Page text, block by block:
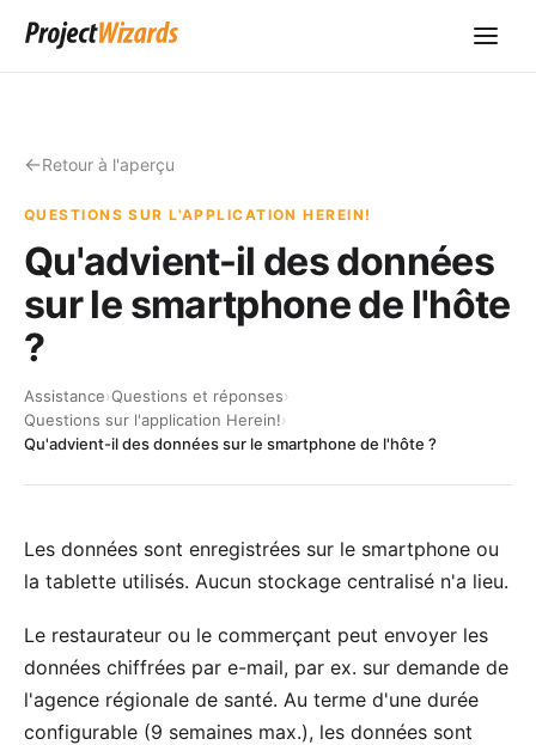
Retour à l'aperçu
QUESTIONS SUR L'APPLICATION HEREIN!
Qu'advient-il des données
sur le smartphone de l'hôte
?
Assistance›Questions et réponses›
Questions sur l'application Herein!›
Qu'advient-il des données sur le smartphone de l'hôte ?
Les données sont enregistrées sur le smartphone ou
la tablette utilisés. Aucun stockage centralisé n'a lieu.
Le restaurateur ou le commerçant peut envoyer les
données chiffrées par e-mail, par ex. sur demande de
l'agence régionale de santé. Au terme d'une durée
configurable (9 semaines max.), les données sont